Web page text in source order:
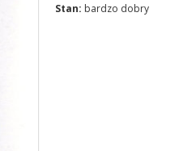
Stan: bardzo dobry